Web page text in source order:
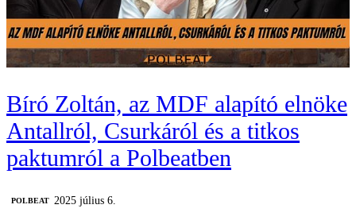
Bíró Zoltán, az MDF alapító elnöke
Antallról, Csurkáról és a titkos
paktumról a Polbeatben
‎POLBEAT 2025 július 6.